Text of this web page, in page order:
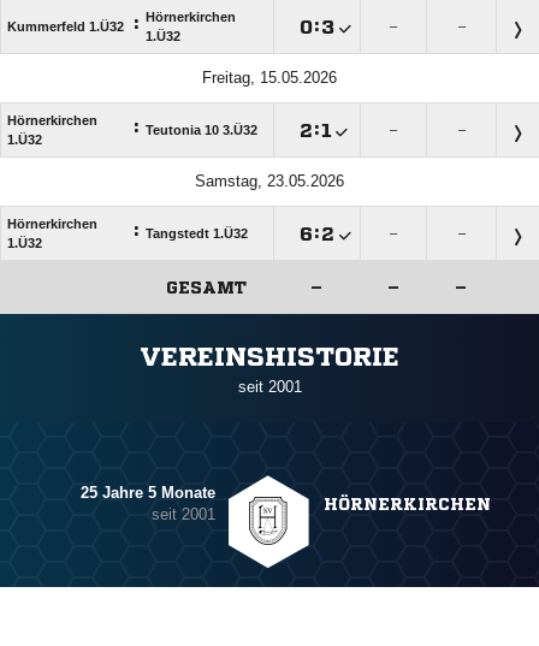
Kummerfeld 1.Ü32 : Hörnerkirchen
1.Ü32
: – –
Freitag, 15.05.2026
Hörnerkirchen
1.Ü32
: Teutonia 10 3.Ü32 : – –
Samstag, 23.05.2026
Hörnerkirchen
1.Ü32
: Tangstedt 1.Ü32 : – –
GESAMT – – –
VEREINSHISTORIE
seit 2001
25 Jahre 5 Monate
seit 2001
HÖRNERKIRCHEN